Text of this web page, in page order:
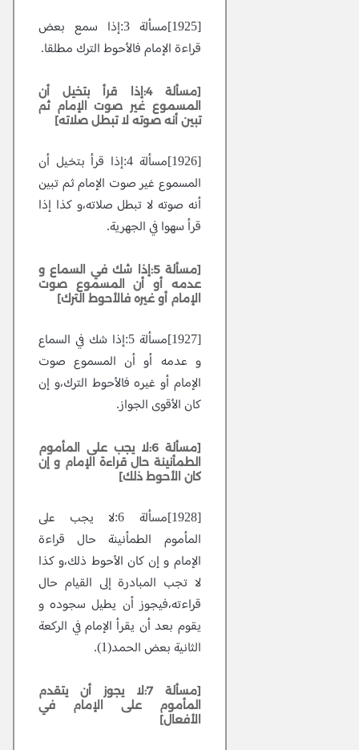
[1925]مسألة 3:إذا سمع بعض
قراءة الإمام فالأحوط الترك مطلقا.
[مسألة 4:إذا قرأ بتخيل أن
المسموع غير صوت الإمام ثم
تبين أنه صوته لا تبطل صلاته]
[1926]مسألة 4:إذا قرأ بتخيل أن
المسموع غير صوت الإمام ثم تبين
أنه صوته لا تبطل صلاته،و كذا إذا
قرأ سهوا في الجهرية.
[مسألة 5:إذا شك في السماع و
عدمه أو أن المسموع صوت
الإمام أو غيره فالأحوط الترك]
[1927]مسألة 5:إذا شك في السماع
و عدمه أو أن المسموع صوت
الإمام أو غيره فالأحوط الترك،و إن
كان الأقوى الجواز.
[مسألة 6:لا يجب على المأموم
الطمأنينة حال قراءة الإمام و إن
كان الأحوط ذلك]
[1928]مسألة 6:لا يجب على
المأموم الطمأنينة حال قراءة
الإمام و إن كان الأحوط ذلك،و كذا
لا تجب المبادرة إلى القيام حال
قراءته،فيجوز أن يطيل سجوده و
يقوم بعد أن يقرأ الإمام في الركعة
الثانية بعض الحمد(1).
[مسألة 7:لا يجوز أن يتقدم
المأموم على الإمام في
الأفعال]